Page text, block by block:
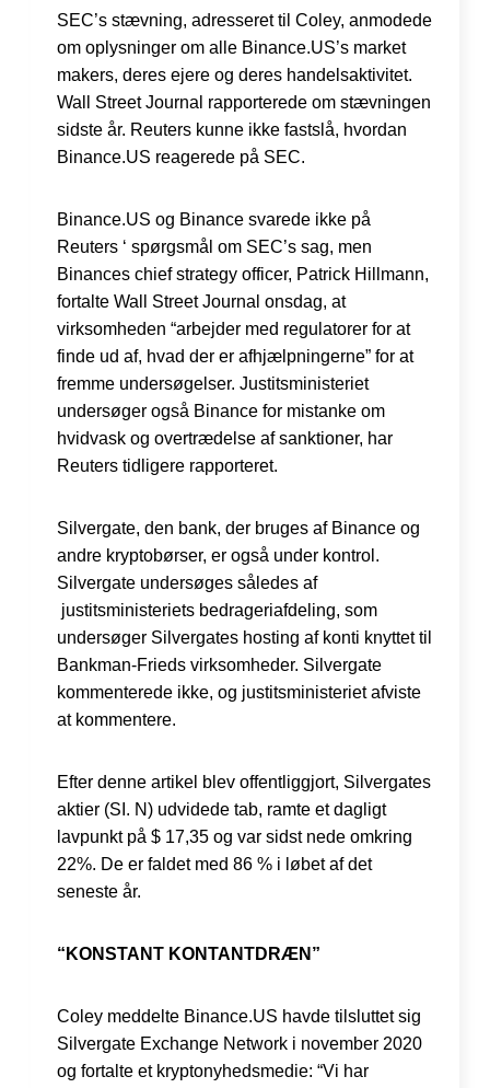
SEC’s stævning, adresseret til Coley, anmodede
om oplysninger om alle Binance.US’s market
makers, deres ejere og deres handelsaktivitet.
Wall Street Journal rapporterede om stævningen
sidste år. Reuters kunne ikke fastslå, hvordan
Binance.US reagerede på SEC.
Binance.US og Binance svarede ikke på
Reuters ‘ spørgsmål om SEC’s sag, men
Binances chief strategy officer, Patrick Hillmann,
fortalte Wall Street Journal onsdag, at
virksomheden “arbejder med regulatorer for at
finde ud af, hvad der er afhjælpningerne” for at
fremme undersøgelser. Justitsministeriet
undersøger også Binance for mistanke om
hvidvask og overtrædelse af sanktioner, har
Reuters tidligere rapporteret.
Silvergate, den bank, der bruges af Binance og
andre kryptobørser, er også under kontrol.
Silvergate undersøges således af
justitsministeriets bedrageriafdeling, som
undersøger Silvergates hosting af konti knyttet til
Bankman-Frieds virksomheder. Silvergate
kommenterede ikke, og justitsministeriet afviste
at kommentere.
Efter denne artikel blev offentliggjort, Silvergates
aktier (SI. N) udvidede tab, ramte et dagligt
lavpunkt på $ 17,35 og var sidst nede omkring
22%. De er faldet med 86 % i løbet af det
seneste år.
“KONSTANT KONTANTDRÆN”
Coley meddelte Binance.US havde tilsluttet sig
Silvergate Exchange Network i november 2020
og fortalte et kryptonyhedsmedie: “Vi har